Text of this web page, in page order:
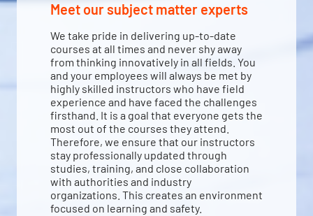
Meet our subject matter experts
We take pride in delivering up-to-date
courses at all times and never shy away
from thinking innovatively in all fields. You
and your employees will always be met by
highly skilled instructors who have field
experience and have faced the challenges
firsthand. It is a goal that everyone gets the
most out of the courses they attend.
Therefore, we ensure that our instructors
stay professionally updated through
studies, training, and close collaboration
with authorities and industry
organizations. This creates an environment
focused on learning and safety.